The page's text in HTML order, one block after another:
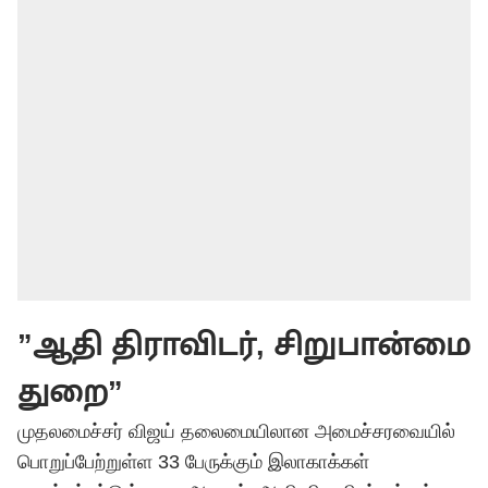
”ஆதி திராவிடர், சிறுபான்மை
துறை”
முதலமைச்சர் விஜய் தலைமையிலான அமைச்சரவையில்
பொறுப்பேற்றுள்ள 33 பேருக்கும் இலாகாக்கள்